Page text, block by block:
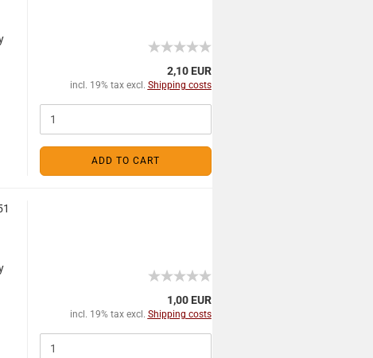
2,10 EUR
incl. 19% tax excl. Shipping costs
ADD TO CART
1,00 EUR
incl. 19% tax excl. Shipping costs